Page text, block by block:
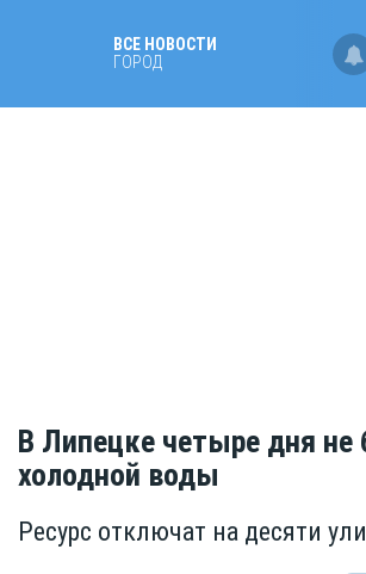
ВСЕ НОВОСТИ
ГОРОД
В Липецке четыре дня не
холодной воды
Ресурс отключат на десяти